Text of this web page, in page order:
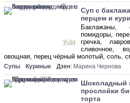
7:44
Суп с
перцем и
Баклажаны,
помидоры,
гречка,
сливочное,
овощная, перец чёрный молотый, соль,
Супы Куриные Дзен: Марина Чернова
Шоколадный
прослойки
торта